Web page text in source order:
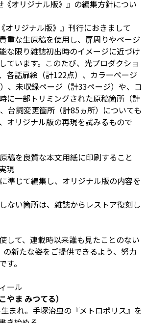
オリジナル版》』の編集方針につい
オリジナル版》』刊行におきまして
重な生原稿を使用し、扉周りやページ
な限り雑誌初出時のイメージに近づけ
ています。このたび、光プロダクショ
各話扉絵（計122点）、カラーページ
）、未収録ページ（計33ページ）や、コ
に一部トリミングされた原稿箇所（計
台詞変更箇所（計85ヵ所）についても
オリジナル版の再現を試みるもので
稿を良質な本文用紙に印刷すること
現
準じて編集し、オリジナル版の内容を
ない箇所は、雑誌からレストア復刻し
して、連載時以来誰も見たことのない
の新たな姿をご提供できるよう、努力
す。
ール
やま みつてる）
まれ。手塚治虫の『メトロポリス』を